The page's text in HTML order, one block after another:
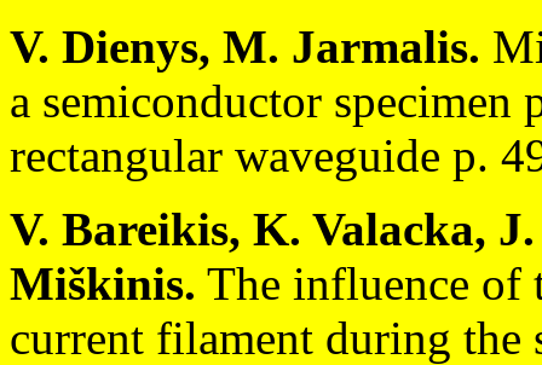
V. Dienys, M. Jarmalis.
a semiconductor
rectangular waveguide p.
V. Bareikis, K. Valacka,
Miškinis. The influence of
current filament during the